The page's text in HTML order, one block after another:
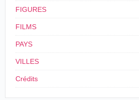
FIGURES
FILMS
PAYS
VILLES
Crédits